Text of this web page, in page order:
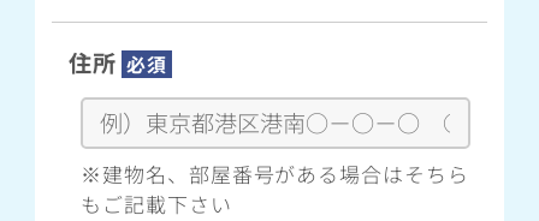
住所 必須
※建物名、部屋番号がある場合はそちら
もご記載下さい